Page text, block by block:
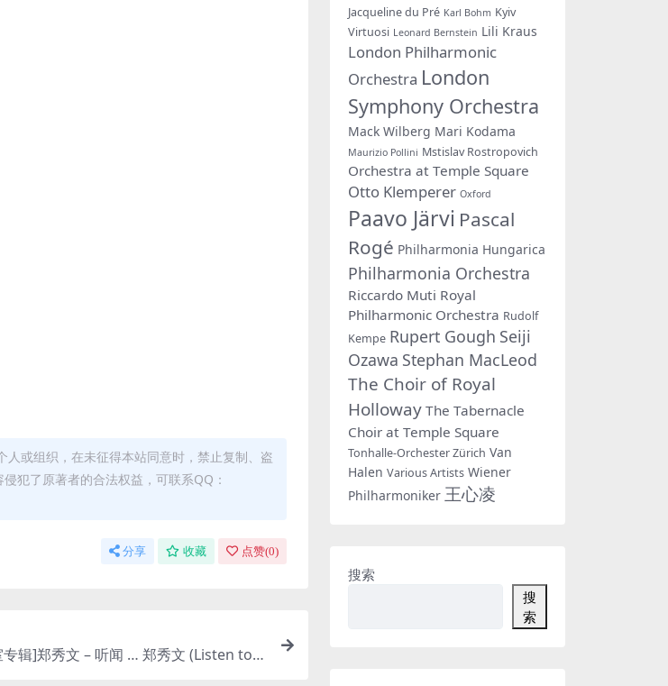
或组织，在未征得本站同意时，禁止复制、盗
犯了原著者的合法权益，可联系QQ：
分享 收藏 点赞(0)
专辑]郑秀文 – 听闻 … 郑秀文 (Listen to S
Jacqueline du Pré Karl Bohm Kyiv
Virtuosi Leonard Bernstein Lili Kraus
London Philharmonic
Orchestra London
Symphony Orchestra
Mack Wilberg Mari Kodama
Maurizio Pollini Mstislav Rostropovich
Orchestra at Temple Square
Otto Klemperer Oxford
Paavo Järvi Pascal
Rogé Philharmonia Hungarica
Philharmonia Orchestra
Riccardo Muti Royal
Philharmonic Orchestra Rudolf
Kempe Rupert Gough Seiji
Ozawa Stephan MacLeod
The Choir of Royal
Holloway The Tabernacle
Choir at Temple Square
Tonhalle-Orchester Zürich Van
Halen Various Artists Wiener
Philharmoniker 王心凌
搜索
搜
索